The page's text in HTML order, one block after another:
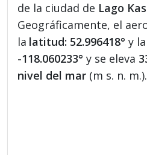
de la ciudad de Lago
Geográficamente, el
la latitud: 52.996418° y la
-118.060233° y se eleva
nivel del mar (m s. n. m.).